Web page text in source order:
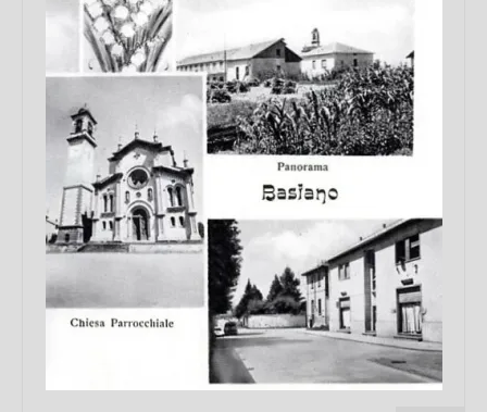
Chi sono
FAQ
Contatti